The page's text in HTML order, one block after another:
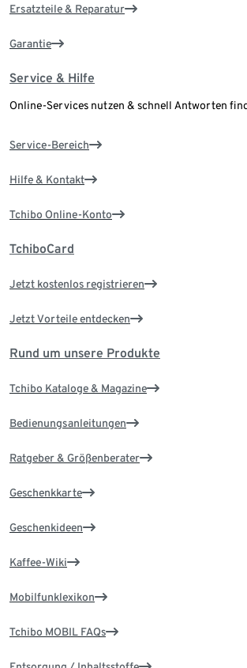
Ersatzteile & Reparatur
Garantie
Service & Hilfe
Online-Services nutzen & schnell Antworten
Service-Bereich
Hilfe & Kontakt
Tchibo Online-Konto
TchiboCard
Jetzt kostenlos registrieren
Jetzt Vorteile entdecken
Rund um unsere Produkte
Tchibo Kataloge & Magazine
Bedienungsanleitungen
Ratgeber & Größenberater
Geschenkkarte
Geschenkideen
Kaffee-Wiki
Mobilfunklexikon
Tchibo MOBIL FAQs